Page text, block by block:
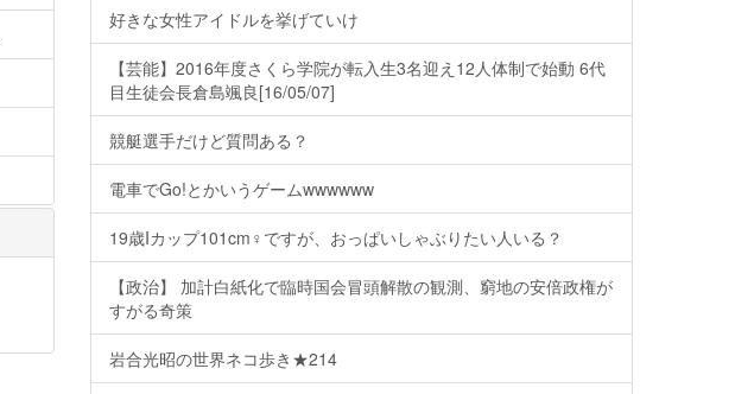
好きな女性アイドルを挙げていけ
【芸能】2016年度さくら学院が転入生3名迎え12人体制で始動 6代
目生徒会長倉島颯良[16/05/07]
競艇選手だけど質問ある？
電車でGo!とかいうゲームwwwwww
19歳Iカップ101cm♀ですが、おっぱいしゃぶりたい人いる？
【政治】 加計白紙化で臨時国会冒頭解散の観測、窮地の安倍政権が
すがる奇策
岩合光昭の世界ネコ歩き★214